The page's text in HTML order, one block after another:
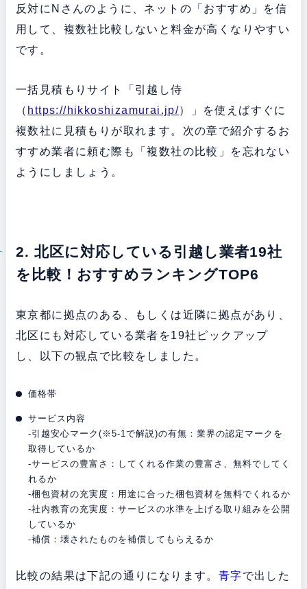
反対にNさんのように、ネットの「おすすめ」を信
用して、複数社比較しないと料金が高くなりやすい
です。
一括見積もりサイト「引越し侍
（ https://hikkoshizamurai.jp/）」を使えばすぐに
複数社に見積もりが取れます。次の章で紹介するお
すすめ業者に頼む際も「複数社の比較」を忘れない
ようにしましょう。
2. 北区に対応している引越し業者19社
を比較！おすすめランキングTOP6
東京都に拠点のある、もしくは近隣に拠点があり、
北区にも対応している業者を19社ピックアップ
し、以下の観点で比較をしました。
価格帯
サービス内容
-引越安心マーク(※5-1で解説)の有無：業界の認定マークを
取得しているか
-サービスの豊富さ：してくれる作業の豊富さ、無料でしてく
れるか
-梱包資材の充実度：用途に合った梱包資材を無料でくれるか
-社内教育の充実度：サービスの水準を上げる取り組みを公開
しているか
-補償：壊されたものを補償してもらえるか
比較の結果は下記の通りになります。 青字で出した